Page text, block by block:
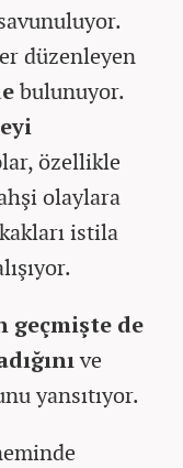
düzenleyen
bulunuyor.
özellikle
olaylara
istila
geçmişte de
ve
yansıtıyor.